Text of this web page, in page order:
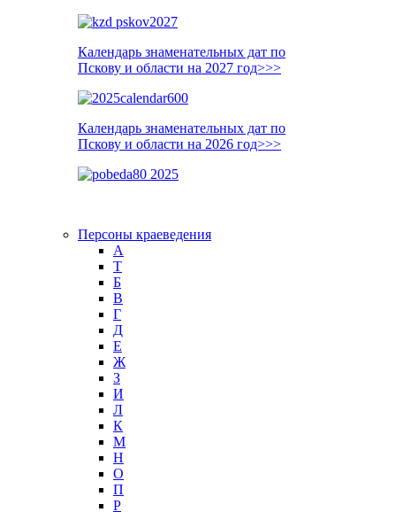
Календарь знаменательных дат по
Пскову и области на 2027 год>>>
Календарь знаменательных дат по
Пскову и области на 2026 год>>>
Персоны краеведения
А
T
Б
В
Г
Д
Е
Ж
З
И
Л
К
М
Н
О
П
Р